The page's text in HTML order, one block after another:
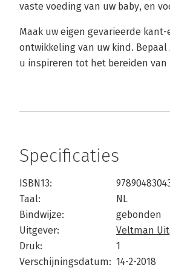
vaste voeding van uw baby, en
Maak uw eigen gevarieerde
ontwikkeling van uw kind.
u inspireren tot het bereiden
Specificaties
ISBN13:
Taal:
NL
Bindwijze:
gebonden
Uitgever:
Veltman
Druk:
1
Verschijningsdatum: 14-2-2018